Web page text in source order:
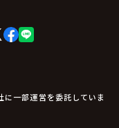
X
(Twitter)
Facebook
LINE
一部運営を委託していま